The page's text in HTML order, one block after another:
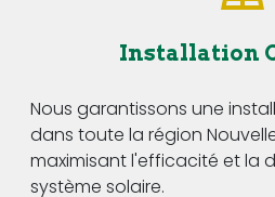
Installation
Nous garantissons une
dans toute la région
maximisant l'efficacité et la
système solaire.